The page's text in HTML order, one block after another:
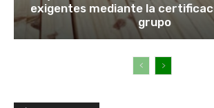
exigentes mediante la
grupo